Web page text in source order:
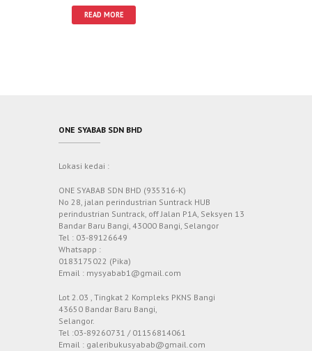
READ MORE
ONE SYABAB SDN BHD
Lokasi kedai :
ONE SYABAB SDN BHD (935316-K)
No 28, jalan perindustrian Suntrack HUB
perindustrian Suntrack, off Jalan P1A, Seksyen 13
Bandar Baru Bangi, 43000 Bangi, Selangor
Tel : 03-89126649
Whatsapp :
0183175022 (Pika)
Email : mysyabab1@gmail.com
Lot 2.03 , Tingkat 2 Kompleks PKNS Bangi
43650 Bandar Baru Bangi,
Selangor.
Tel :03-89260731 / 01156814061
Email : galeribukusyabab@gmail.com